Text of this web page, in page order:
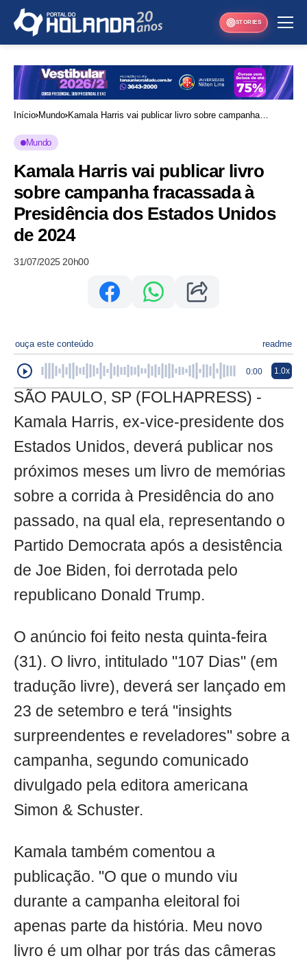
STORIES
Início Mundo Kamala Harris vai publicar livro sobre campanha
Mundo
Kamala Harris vai publicar livro
sobre campanha fracassada à
Presidência dos Estados Unidos
de 2024
31/07/2025 20h00
ouça este conteúdo readme
0:00 1.0x
SÃO PAULO, SP (FOLHAPRESS) -
Kamala Harris, ex-vice-presidente dos
Estados Unidos, deverá publicar nos
próximos meses um livro de memórias
sobre a corrida à Presidência do ano
passado, na qual ela, representando o
Partido Democrata após a desistência
de Joe Biden, foi derrotada pelo
republicano Donald Trump.
O anúncio foi feito nesta quinta-feira
(31). O livro, intitulado "107 Dias" (em
tradução livre), deverá ser lançado em
23 de setembro e terá "insights
surpreendentes e reveladores" sobre a
campanha, segundo comunicado
divulgado pela editora americana
Simon & Schuster.
Kamala também comentou a
publicação. "O que o mundo viu
durante a campanha eleitoral foi
apenas parte da história. Meu novo
livro é um olhar por trás das câmeras